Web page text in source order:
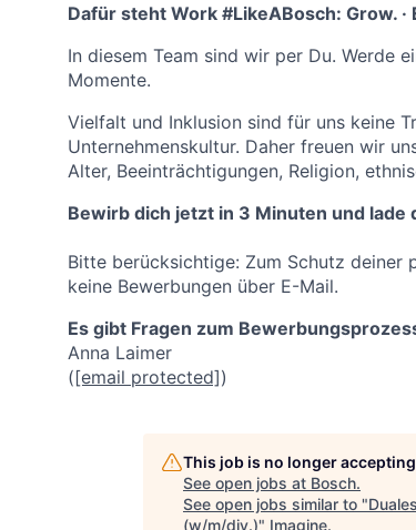
Dafür steht Work #LikeABosch: Grow. ·
In diesem Team sind wir per Du. Werde
Momente.
Vielfalt und Inklusion sind für uns keine
Unternehmenskultur. Daher freuen wir
Alter, Beeinträchtigungen, Religion,
Bewirb dich jetzt in 3 Minuten und lade
Bitte berücksichtige: Zum Schutz deiner
keine Bewerbungen über E-Mail.
Es gibt Fragen zum
Anna Laimer
([email protected])
This job is no longer
See open jobs at Bosch.
See open jobs similar to "
(w/m/div.)" Imagine.